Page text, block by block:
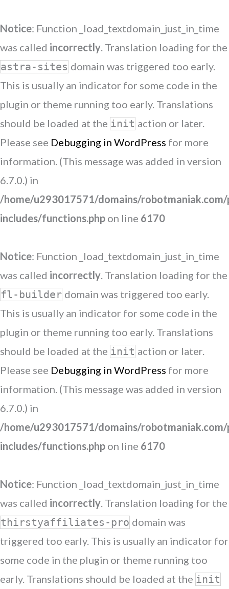
Notice: Function _load_textdomain_just_in_time
was called incorrectly. Translation loading for the
astra-sites domain was triggered too early.
This is usually an indicator for some code in the
plugin or theme running too early. Translations
should be loaded at the init action or later.
Please see Debugging in WordPress for more
information. (This message was added in version
6.7.0.) in
/home/u293017571/domains/
includes/functions.php on line 6170
Notice: Function _load_textdomain_just_in_time
was called incorrectly. Translation loading for the
fl-builder domain was triggered too early.
This is usually an indicator for some code in the
plugin or theme running too early. Translations
should be loaded at the init action or later.
Please see Debugging in WordPress for more
information. (This message was added in version
6.7.0.) in
/home/u293017571/domains/
includes/functions.php on line 6170
Notice: Function _load_textdomain_just_in_time
was called incorrectly. Translation loading for the
thirstyaffiliates-pro domain was
triggered too early. This is usually an indicator for
some code in the plugin or theme running too
early. Translations should be loaded at the init